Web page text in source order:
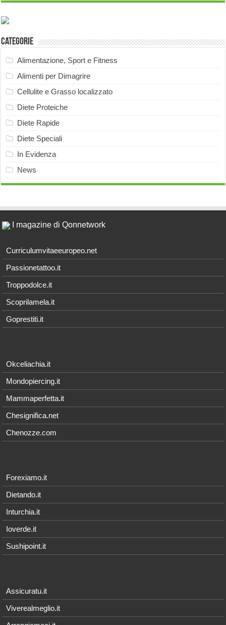
Categorie
Alimentazione, Sport e Fitness
Alimenti per Dimagrire
Cellulite e Grasso localizzato
Diete Proteiche
Diete Rapide
Diete Speciali
In Evidenza
News
I magazine di Qonnetwork
Curriculumvitaeeuropeo.net
Passionetattoo.it
Troppodolce.it
Scoprilamela.it
Goprestiti.it
Okceliachia.it
Mondopiercing.it
Mammaperfetta.it
Chesignifica.net
Chenozze.com
Forexiamo.it
Dietando.it
Inturchia.it
Ioverde.it
Sushipoint.it
Assicuratu.it
Viverealmeglio.it